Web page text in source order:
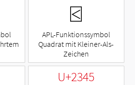
⍃
APL-Funktionssymbol
Quadrat mit Kleiner-Als-
Zeichen
U+2345